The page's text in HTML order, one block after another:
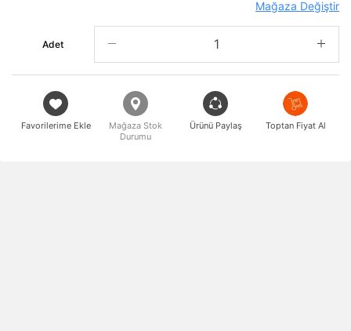
Mağaza Değiştir
Adet
Favorilerime Ekle
Mağaza Stok
Durumu
Ürünü Paylaş Toptan Fiyat Al